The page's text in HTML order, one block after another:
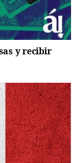
y recibir